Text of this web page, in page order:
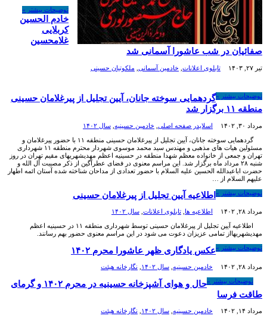
توضیحات بیشتر »
خادم الحسین
کربلایی
غلامحسین
صفائیان در شب عاشورا آسمانی شد
تیر ۲۷, ۱۴۰۳ تابلوی اعلانات خادمین آسمانی ملکوتیان حسینی
توضیحات بیشتر »گردهمایی سوخته جانان، آیین تجلیل از پیرغلامان حسینی
منطقه ۱۱ برگزار شد
مرداد ۳۰, ۱۴۰۲ اسلایدر صفحه اصلی خادمين حسينيه سال ۱۴۰۲
گردهمایی سوخته جانان، آیین تجلیل از پیرغلامان حسینی منطقه ۱۱ با حضور پیرغلامان و
مسئولین هیات های مذهبی و مهندس سید محمد موسوی شهردار محترم منطقه ۱۱ شهرداری
تهران و جمعی از خانواده معظم شهدا منطقه در حسینیه اعظم مهدیشهریهای مقیم تهران در روز
شنبه ۲۸ مرداد ماه برگزار شد. این مراسم معنوی در فضای عطرآگین از ذکر مصیبت آل الله و
حضرت اباعبدالله الحسین علیه السلام با حضور تعدادی از مداحان شناخته شده آستان ائمه اطهار
علیهم السلام از …
توضیحات بیشتر » اطلاعیه آیین تجلیل از پیرغلامان حسینی
مرداد ۲۸, ۱۴۰۲ اطلاعیه ها, تابلوی اعلانات, سال ۱۴۰۲
اطلاعیه آیین تجلیل از پیرغلامان حسینی توسط شهرداری منطقه ۱۱ در حسینیه اعظم
مهدیشهریهااز تمامی عزیزان دعوت می شود در این مراسم معنوی حضور بهم رسانند.
توضیحات بیشتر »عکس یادگاری ظهر عاشورا محرم ۱۴۰۲
مرداد ۲۸, ۱۴۰۲ خادمين حسينيه سال ۱۴۰۲
نگارخانه هیئت
توضیحات بیشتر »
حال و هوای آشپزخانه حسینیه در محرم ۱۴۰۲ و گرمای
طاقت فرسا
مرداد ۱۴, ۱۴۰۲ خادمين حسينيه سال ۱۴۰۲ نگارخانه هیئت